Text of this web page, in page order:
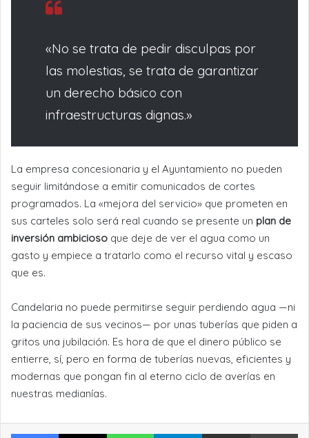
«No se trata de pedir disculpas por
las molestias, se trata de garantizar
un derecho básico con
infraestructuras dignas.»
La empresa concesionaria y el Ayuntamiento no pueden
seguir limitándose a emitir comunicados de cortes
programados. La «mejora del servicio» que prometen en
sus carteles solo será real cuando se presente un plan de
inversión ambicioso que deje de ver el agua como un
gasto y empiece a tratarlo como el recurso vital y escaso
que es.
Candelaria no puede permitirse seguir perdiendo agua —ni
la paciencia de sus vecinos— por unas tuberías que piden a
gritos una jubilación. Es hora de que el dinero público se
entierre, sí, pero en forma de tuberías nuevas, eficientes y
modernas que pongan fin al eterno ciclo de averías en
nuestras medianías.
Facebook X WhatsApp Telegram Compartir por Email